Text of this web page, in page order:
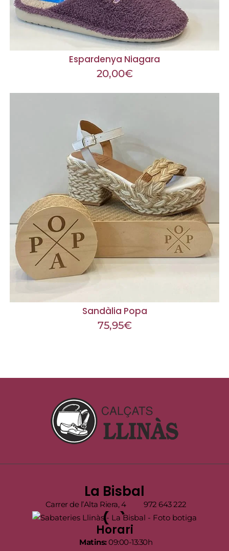
Espardenya Niagara
20,00€
Sandàlia Popa
75,95€
La Bisbal
Carrer de l’Alta Riera, 4 972 643 222
Horari
Matins:09:00-13:30h